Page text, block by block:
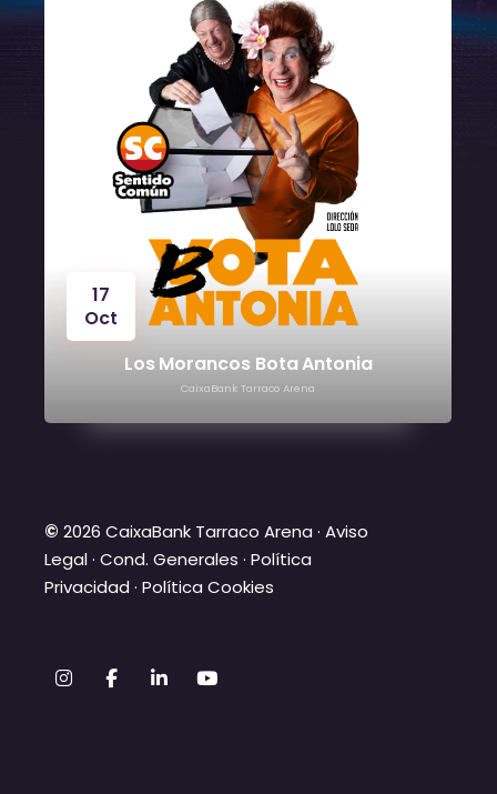
24
© 2026 CaixaBank Tarraco Arena · Aviso
Legal·Cond. Generales ·Política
Privacidad ·Política Cookies